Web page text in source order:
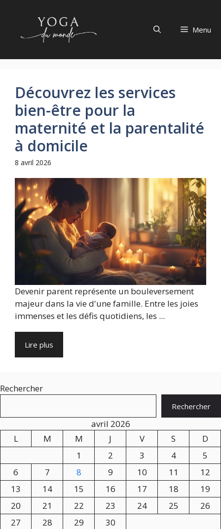
Menu
Découvrez les services
bien-être pour la
maternité et la parentalité
à domicile
8 avril 2026
Devenir parent représente un bouleversement
majeur dans la vie d'une famille. Entre les joies
immenses et les défis quotidiens, les ...
Lire plus
Rechercher
Rechercher
avril 2026
L
M M J V S
D
1
2 3 4
5
6
7 8 9 10 11
12
13
14 15 16 17 18
19
20
21 22 23 24 25
26
27
28 29 30